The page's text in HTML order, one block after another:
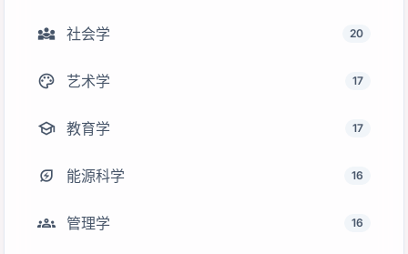
diversity_3 社会学 20
palette 艺术学 17
school 教育学 17
energy_savings_leaf 能源科学 16
groups 管理学 16